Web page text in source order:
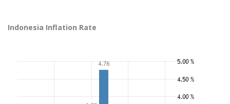
Indonesia Inflation Rate